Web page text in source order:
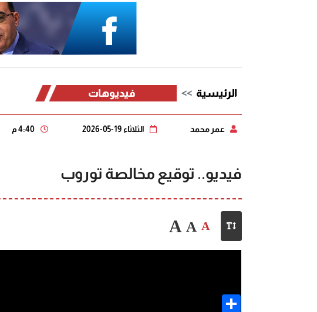
الرئيسية فيديوهات
عمر محمد الثلاثاء 19-05-2026 4:40 م
فيديو.. توقيع مخالصة توروب
A
A
A
Share